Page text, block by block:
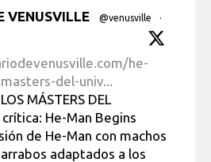
VENUSVILLE @venusville
·
he-
del-univ...
MÁSTERS DEL
crítica: He-Man Begins
de He-Man con machos
adaptados a los